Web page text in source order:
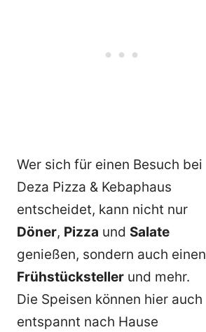
Wer sich für einen Besuch bei
Deza Pizza & Kebaphaus
entscheidet, kann nicht nur
Döner, Pizza und Salate
genießen, sondern auch einen
Frühstücksteller und mehr.
Die Speisen können hier auch
entspannt nach Hause